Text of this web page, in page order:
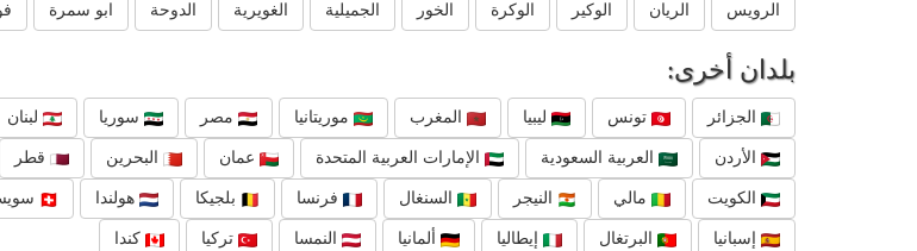
الرويس الريان الوكير الوكرة الخور الجميلية الغويرية الدوحة ابو سمرة
بلدان أخرى:
الجزائر تونس ليبيا المغرب موريتانيا مصر سوريا لبنان
الأردن العربية السعودية الإمارات العربية المتحدة عمان البحرين قطر
الكويت مالي النيجر السنغال فرنسا بلجيكا هولندا
إسبانيا البرتغال إيطاليا ألمانيا النمسا تركيا كندا